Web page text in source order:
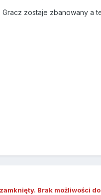
Gracz zostaje zbanowany a
Brak możliwości